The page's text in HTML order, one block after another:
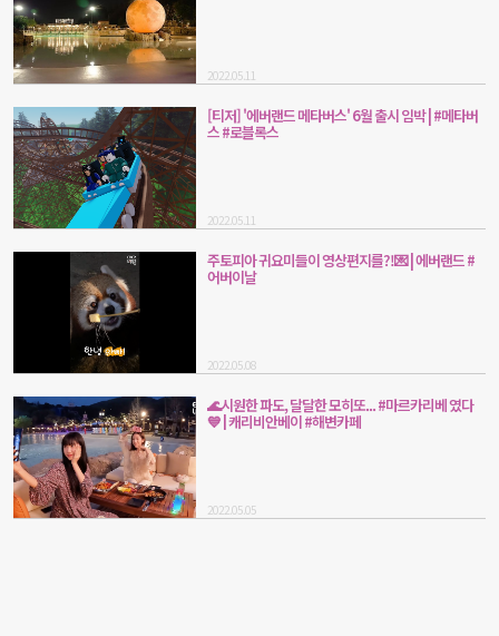
2022.05.11
[티저] '에버랜드 메타버스' 6월 출시 임박 | #메타버
스 #로블록스
2022.05.11
주토피아 귀요미들이 영상편지를?!💌 | 에버랜드 #
어버이날
2022.05.08
🌊시원한 파도, 달달한 모히또... #마르카리베 였다
💙 | 캐리비안베이 #해변카페
2022.05.05